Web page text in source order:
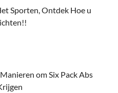
Sporten, Ontdek Hoe u
om Six Pack Abs